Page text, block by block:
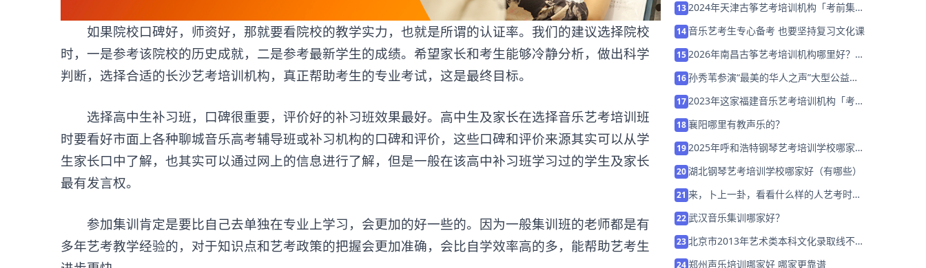
如果院校口碑好，师资好，那就要看院校的教学实力，也就是所谓的认证率。我们的建议选择院校
时，一是参考该院校的历史成就，二是参考最新学生的成绩。希望家长和考生能够冷静分析，做出科学
判断，选择合适的长沙艺考培训机构，真正帮助考生的专业考试，这是最终目标。
选择高中生补习班，口碑很重要，评价好的补习班效果最好。高中生及家长在选择音乐艺考培训班
时要看好市面上各种聊城音乐高考辅导班或补习机构的口碑和评价，这些口碑和评价来源其实可以从学
生家长口中了解，也其实可以通过网上的信息进行了解，但是一般在该高中补习班学习过的学生及家长
最有发言权。
参加集训肯定是要比自己去单独在专业上学习，会更加的好一些的。因为一般集训班的老师都是有
多年艺考教学经验的，对于知识点和艺考政策的把握会更加准确，会比自学效率高的多，能帮助艺考生
132024年天津古筝艺考培训机构「考前集训
14音乐艺考生专心备考 也要坚持复习文化课
152026年南昌古筝艺考培训机构哪里好？家
16孙秀苇参演“最美的华人之声”大型公益音
172023年这家福建音乐艺考培训机构「考前
18襄阳哪里有教声乐的？
192025年呼和浩特钢琴艺考培训学校哪家好
20湖北钢琴艺考培训学校哪家好（有哪些）
21 来，卜上一卦，看看什么样的人艺考时能
22武汉音乐集训哪家好？
23北京市2013年艺术类本科文化录取线不低
24 郑州声乐培训哪家好 哪家更靠谱